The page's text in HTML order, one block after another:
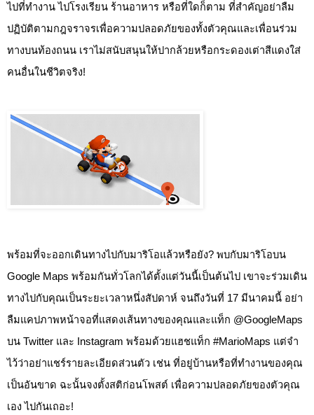
ไปที่ทำงาน ไปโรงเรียน ร้านอาหาร หรือที่ใดก็ตาม ที่สำคัญอย่าลืม
ปฏิบัติตามกฎจราจรเพื่อความปลอดภัยของทั้งตัวคุณและเพื่อนร่วม
ทางบนท้องถนน เราไม่สนับสนุนให้ปากล้วยหรือกระดองเต่าสีแดงใส่
คนอื่นในชีวิตจริง!
พร้อมที่จะออกเดินทางไปกับมาริโอแล้วหรือยัง? พบกับมาริโอบน
Google Maps พร้อมกันทั่วโลกได้ตั้งแต่วันนี้เป็นต้นไป เขาจะร่วมเดิน
ทางไปกับคุณเป็นระยะเวลาหนึ่งสัปดาห์ จนถึงวันที่ 17 มีนาคมนี้ อย่า
ลืมแคปภาพหน้าจอที่แสดงเส้นทางของคุณและแท็ก @GoogleMaps
บน Twitter และ Instagram พร้อมด้วยแฮชแท็ก #MarioMaps แต่จำ
ไว้ว่าอย่าแชร์รายละเอียดส่วนตัว เช่น ที่อยู่บ้านหรือที่ทำงานของคุณ
เป็นอันขาด ฉะนั้นจงตั้งสติก่อนโพสต์ เพื่อความปลอดภัยของตัวคุณ
เอง ไปกันเถอะ!